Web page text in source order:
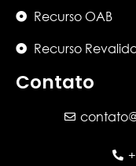
Recurso OAB
Recurso
Contato